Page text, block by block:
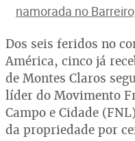
namorada no
Dos seis feridos no
América, cinco já
de Montes Claros
líder do Movimento
Campo e Cidade
da propriedade por